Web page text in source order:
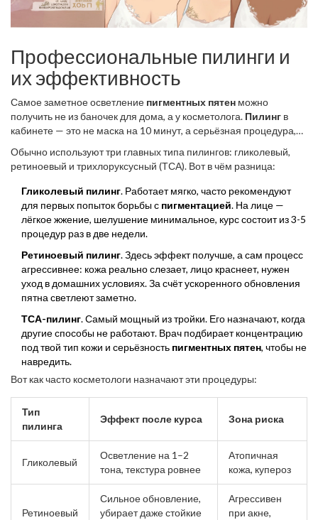
Профессиональные пилинги и
их эффективность
Самое заметное осветление пигментных пятен можно
получить не из баночек для дома, а у косметолога. Пилинг в
кабинете — это не маска на 10 минут, а серьёзная процедура,
Обычно используют три главных типа пилингов: гликолевый,
ретиноевый и трихлоруксусный (ТСА). Вот в чём разница:
Гликолевый пилинг. Работает мягко, часто рекомендуют
для первых попыток борьбы с пигментацией. На лице —
лёгкое жжение, шелушение минимальное, курс состоит из 3-5
процедур раз в две недели.
Ретиноевый пилинг. Здесь эффект получше, а сам процесс
агрессивнее: кожа реально слезает, лицо краснеет, нужен
уход в домашних условиях. За счёт ускоренного обновления
пятна светлеют заметно.
ТСА-пилинг. Самый мощный из тройки. Его назначают, когда
другие способы не работают. Врач подбирает концентрацию
под твой тип кожи и серьёзность пигментных пятен, чтобы не
навредить.
Вот как часто косметологи назначают эти процедуры:
Тип
пилинга
Эффект после курса Зона риска
Гликолевый
Осветление на 1–2
тона, текстура ровнее
Атопичная
кожа, купероз
Ретиноевый
Сильное обновление,
убирает даже стойкие
Агрессивен
при акне,